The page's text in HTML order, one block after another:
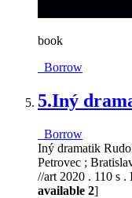
book
Borrow
5.Iný
Borrow
Iný dramatik
Petrovec ;
//art 2020 . 110 s
available 2]